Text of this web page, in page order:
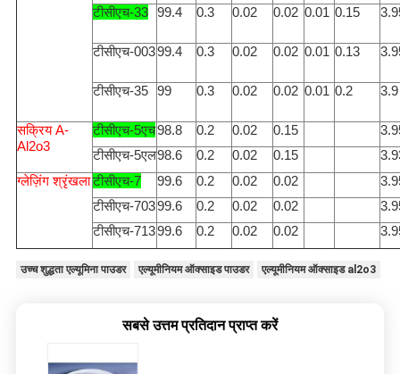
टीसीएच-33 99.4 0.3 0.02 0.02 0.01 0.15
टीसीएच-00399.4 0.3 0.02 0.02 0.01 0.13
टीसीएच-35 99 0.3 0.02 0.02 0.01 0.2 3.9
सक्रिय A-
Al2o3
टीसीएच-5एच98.8 0.2 0.02 0.15
टीसीएच-5एल98.6 0.2 0.02 0.15
ग्लेज़िंग श्रृंखलाटीसीएच-7 99.6 0.2 0.02 0.02
टीसीएच-70399.6 0.2 0.02 0.02
टीसीएच-71399.6 0.2 0.02 0.02
उच्च शुद्धता एल्यूमिना पाउडर एल्यूमीनियम ऑक्साइड पाउडर एल्यूमीनियम ऑक्साइड al2o3
सबसे उत्तम प्रतिदान प्राप्त करें